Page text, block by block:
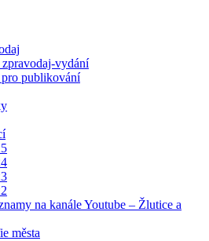
vydání
publikování
na kanále Youtube – Žlutice a
města